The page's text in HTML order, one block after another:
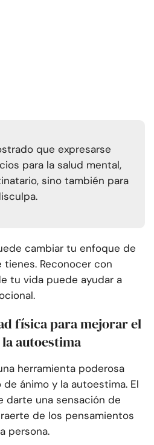
que expresarse
para la salud mental,
sino también para
cambiar tu enfoque de
Reconocer con
tu vida puede ayudar a
física para mejorar el
autoestima
herramienta poderosa
ánimo y la autoestima. El
darte una sensación de
de los pensamientos
persona.